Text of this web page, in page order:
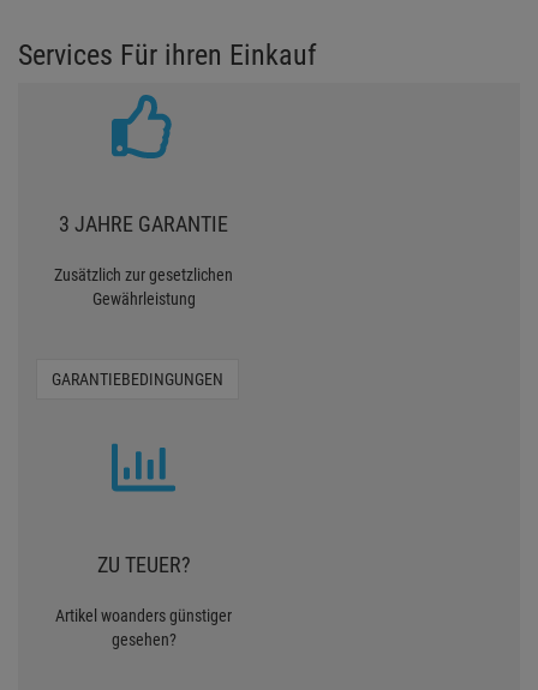
Services Für ihren Einkauf
3 JAHRE GARANTIE
Zusätzlich zur gesetzlichen
Gewährleistung
GARANTIEBEDINGUNGEN
ZU TEUER?
Artikel woanders günstiger
gesehen?